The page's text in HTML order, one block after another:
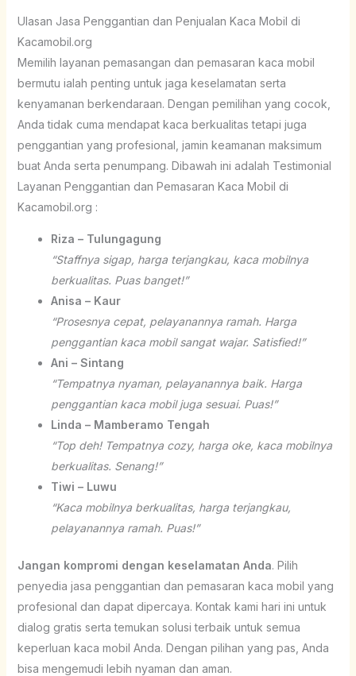
Ulasan Jasa Penggantian dan Penjualan Kaca Mobil di
Kacamobil.org
Memilih layanan pemasangan dan pemasaran kaca mobil
bermutu ialah penting untuk jaga keselamatan serta
kenyamanan berkendaraan. Dengan pemilihan yang cocok,
Anda tidak cuma mendapat kaca berkualitas tetapi juga
penggantian yang profesional, jamin keamanan maksimum
buat Anda serta penumpang. Dibawah ini adalah Testimonial
Layanan Penggantian dan Pemasaran Kaca Mobil di
Kacamobil.org :
Riza – Tulungagung
“Staffnya sigap, harga terjangkau, kaca mobilnya
berkualitas. Puas banget!”
Anisa – Kaur
“Prosesnya cepat, pelayanannya ramah. Harga
penggantian kaca mobil sangat wajar. Satisfied!”
Ani – Sintang
“Tempatnya nyaman, pelayanannya baik. Harga
penggantian kaca mobil juga sesuai. Puas!”
Linda – Mamberamo Tengah
“Top deh! Tempatnya cozy, harga oke, kaca mobilnya
berkualitas. Senang!”
Tiwi – Luwu
“Kaca mobilnya berkualitas, harga terjangkau,
pelayanannya ramah. Puas!”
Jangan kompromi dengan keselamatan Anda. Pilih
penyedia jasa penggantian dan pemasaran kaca mobil yang
profesional dan dapat dipercaya. Kontak kami hari ini untuk
dialog gratis serta temukan solusi terbaik untuk semua
keperluan kaca mobil Anda. Dengan pilihan yang pas, Anda
bisa mengemudi lebih nyaman dan aman.